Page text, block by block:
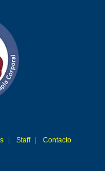
Staff Contacto